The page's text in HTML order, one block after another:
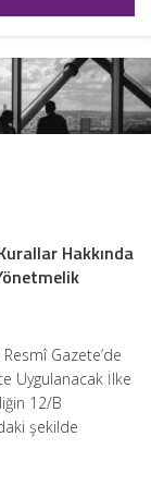
Hakkında
Gazete’de
Uygulanacak İlke
12/B
şekilde